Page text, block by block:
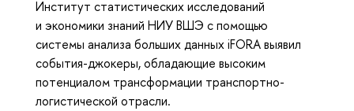
Институт статистических исследований
и экономики знаний НИУ ВШЭ с помощью
системы анализа больших данных iFORA выявил
события-джокеры, обладающие высоким
потенциалом трансформации транспортно-
логистической отрасли.